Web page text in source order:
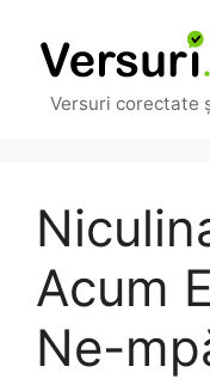
conținut
Versuri corectate
Acum
Ne-